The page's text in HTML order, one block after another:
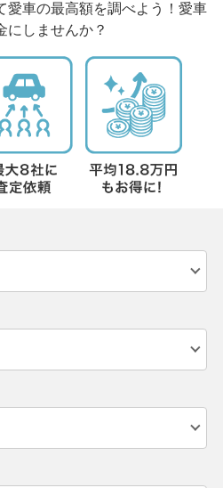
愛車の最高額を調べよう！愛車
にしませんか？